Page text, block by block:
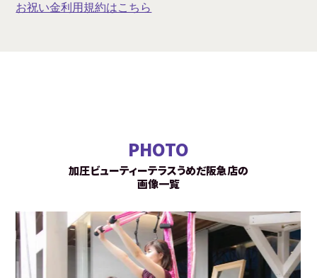
お祝い金利用規約はこちら
PHOTO
加圧ビューティーテラスうめだ阪急店の
画像一覧